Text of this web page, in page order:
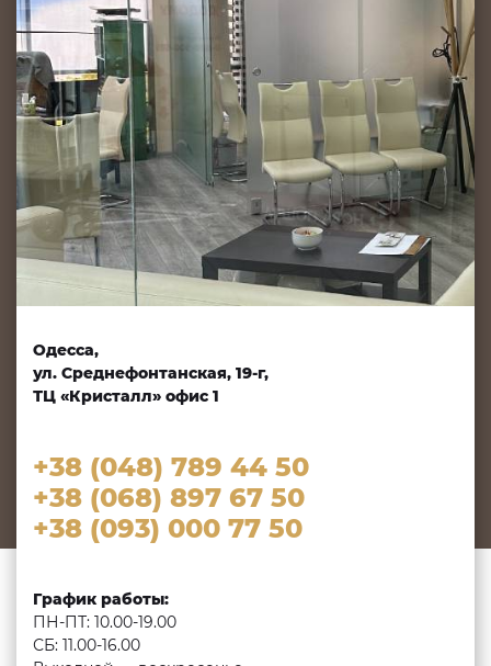
Одесса,
ул. Среднефонтанская, 19-г,
ТЦ «Кристалл» офис 1
+38 (048) 789 44 50
+38 (068) 897 67 50
+38 (093) 000 77 50
График работы:
ПН-ПТ: 10.00-19.00
СБ: 11.00-16.00